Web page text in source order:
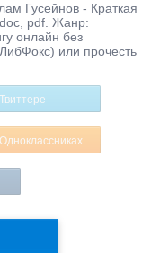
Гусейнов - Краткая
pdf. Жанр:
онлайн без
или прочесть